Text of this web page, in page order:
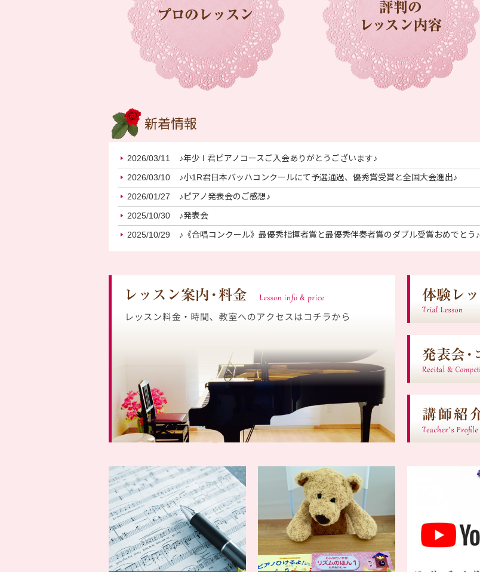
新着情報
2026/03/11
♪年少 I 君ピアノコースご入会ありがとうございます♪
2026/03/10
♪小1R君日本バッハコンクールにて予選通過、優秀賞受賞と全国大会進出♪
2026/01/27
♪ピアノ発表会のご感想♪
2025/10/30
♪発表会
2025/10/29
♪《合唱コンクール》最優秀指揮者賞と最優秀伴奏者賞のダブル受賞おめでとう♪